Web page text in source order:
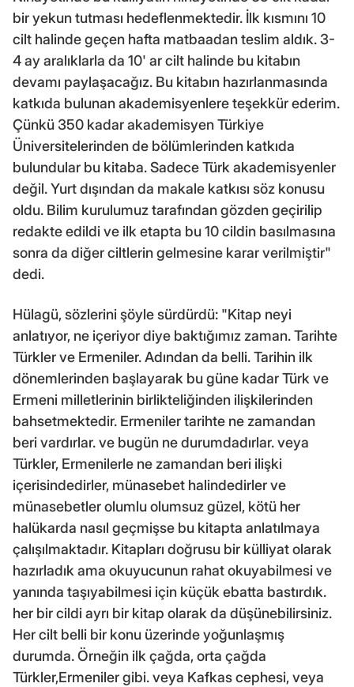
bir yekun tutması hedeflenmektedir. İlk kısmını 10
cilt halinde geçen hafta matbaadan teslim aldık. 3-
4 ay aralıklarla da 10' ar cilt halinde bu kitabın
devamı paylaşacağız. Bu kitabın hazırlanmasında
katkıda bulunan akademisyenlere teşekkür ederim.
Çünkü 350 kadar akademisyen Türkiye
Üniversitelerinden de bölümlerinden katkıda
bulundular bu kitaba. Sadece Türk akademisyenler
değil. Yurt dışından da makale katkısı söz konusu
oldu. Bilim kurulumuz tarafından gözden geçirilip
redakte edildi ve ilk etapta bu 10 cildin basılmasına
sonra da diğer ciltlerin gelmesine karar verilmiştir"
dedi.
Hülagü, sözlerini şöyle sürdürdü: "Kitap neyi
anlatıyor, ne içeriyor diye baktığımız zaman. Tarihte
Türkler ve Ermeniler. Adından da belli. Tarihin ilk
dönemlerinden başlayarak bu güne kadar Türk ve
Ermeni milletlerinin birlikteliğinden ilişkilerinden
bahsetmektedir. Ermeniler tarihte ne zamandan
beri vardırlar. ve bugün ne durumdadırlar. veya
Türkler, Ermenilerle ne zamandan beri ilişki
içerisindedirler, münasebet halindedirler ve
münasebetler olumlu olumsuz güzel, kötü her
halükarda nasıl geçmişse bu kitapta anlatılmaya
çalışılmaktadır. Kitapları doğrusu bir külliyat olarak
hazırladık ama okuyucunun rahat okuyabilmesi ve
yanında taşıyabilmesi için küçük ebatta bastırdık.
her bir cildi ayrı bir kitap olarak da düşünebilirsiniz.
Her cilt belli bir konu üzerinde yoğunlaşmış
durumda. Örneğin ilk çağda, orta çağda
Türkler,Ermeniler gibi. veya Kafkas cephesi, veya